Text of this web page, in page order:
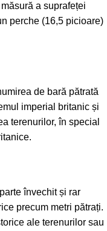
a suprafeței
perche (16,5 picioare)
de bară pătrată
imperial britanic și
terenurilor, în special
învechit și rar
precum metri pătrați.
ale terenurilor sau